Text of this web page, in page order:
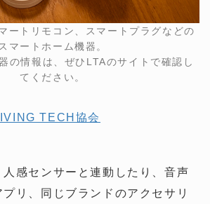
ートリモコン、スマートプラグなどの
マートホーム機器。
の情報は、ぜひLTAのサイトで確認し
てください。
TECH協会
感センサーと連動したり、音声
リ、同じブランドのアクセサリ